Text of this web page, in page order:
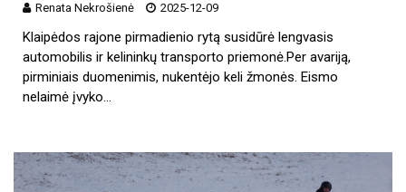
Renata Nekrošienė 2025-12-09
Klaipėdos rajone pirmadienio rytą susidūrė lengvasis
automobilis ir kelininkų transporto priemonė.Per avariją,
pirminiais duomenimis, nukentėjo keli žmonės. Eismo
nelaimė įvyko…